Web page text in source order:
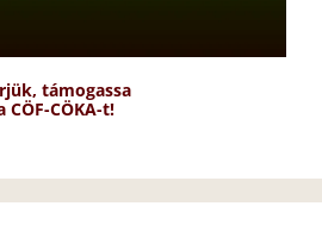
támogassa
CÖF-CÖKA-t!